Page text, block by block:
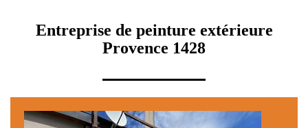
Entreprise de peinture extérieure
Provence 1428